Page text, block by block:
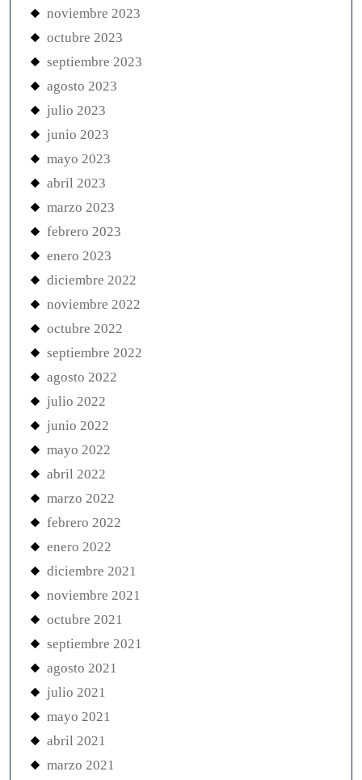
noviembre 2023
octubre 2023
septiembre 2023
agosto 2023
julio 2023
junio 2023
mayo 2023
abril 2023
marzo 2023
febrero 2023
enero 2023
diciembre 2022
noviembre 2022
octubre 2022
septiembre 2022
agosto 2022
julio 2022
junio 2022
mayo 2022
abril 2022
marzo 2022
febrero 2022
enero 2022
diciembre 2021
noviembre 2021
octubre 2021
septiembre 2021
agosto 2021
julio 2021
mayo 2021
abril 2021
marzo 2021